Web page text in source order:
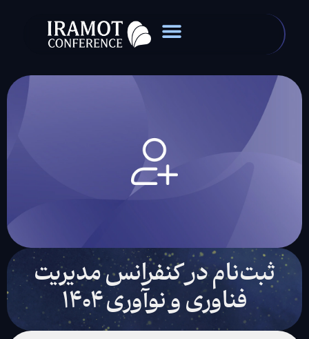
ثبت‌نام در کنفرانس مدیریت
فناوری و نوآوری ۱۴۰۴